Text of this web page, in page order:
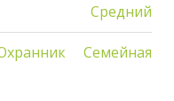
Средний
Семейная